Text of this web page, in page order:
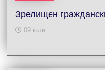
Зрелищен
09 юли